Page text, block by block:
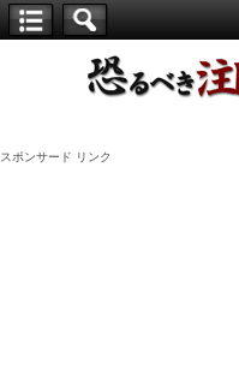
スポンサード リンク